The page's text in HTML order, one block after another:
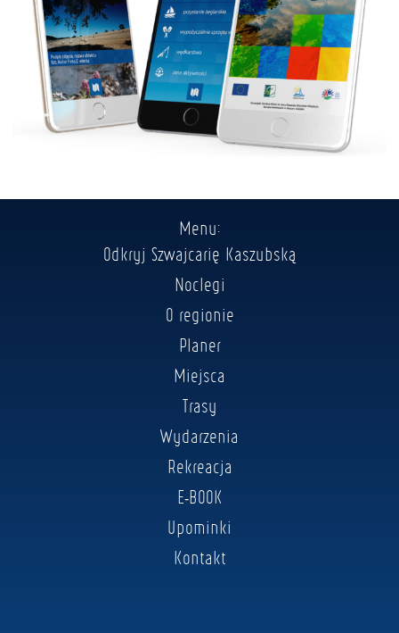
Menu:
Odkryj Szwajcarię Kaszubską
Noclegi
O regionie
Planer
Miejsca
Trasy
Wydarzenia
Rekreacja
E-BOOK
Upominki
Kontakt